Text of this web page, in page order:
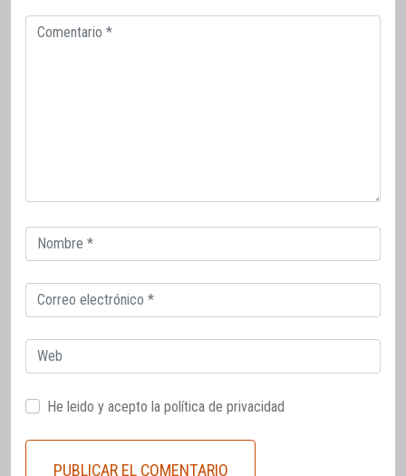
Comentario
Correo
electrónico
Correo
electrónico
Web
He leido y acepto la política de privacidad